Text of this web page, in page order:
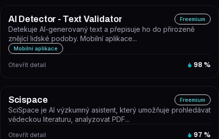
AI Detector - Text Validator Freemium
Detekuje AI-generovaný text a přepisuje ho do přirozeně
znějící lidské podoby. Mobilní aplikace...
Mobilní aplikace
Otevřít detail 98 %
Scispace Freemium
SciSpace je AI výzkumný asistent, který umožňuje prohledávat
vědeckou literaturu, analyzovat PDF...
Otevřít detail 97 %